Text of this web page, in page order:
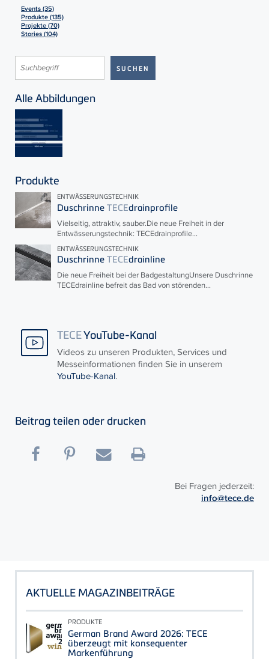
Events (35)
Produkte (135)
Projekte (70)
Stories (104)
Alle Abbildungen
Produkte
ENTWÄSSERUNGSTECHNIK
Duschrinne TECEdrainprofile
Vielseitig, attraktiv, sauber.Die neue Freiheit in der
Entwässerungstechnik: TECEdrainprofile...
ENTWÄSSERUNGSTECHNIK
Duschrinne TECEdrainline
Die neue Freiheit bei der BadgestaltungUnsere Duschrinne
TECEdrainline befreit das Bad von störenden...
TECEYouTube-Kanal
Videos zu unseren Produkten, Services und
Messeinformationen finden Sie in unserem
YouTube-Kanal.
Beitrag teilen oder drucken
Bei Fragen jederzeit:
info@tece.de
AKTUELLE MAGAZINBEITRÄGE
PRODUKTE
German Brand Award 2026: TECE
überzeugt mit konsequenter
Markenführung